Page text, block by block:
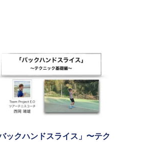
Kuznetsovaのコーチを務め
をメインとしたチーム「Project E.
バックハンドスライス」〜テク